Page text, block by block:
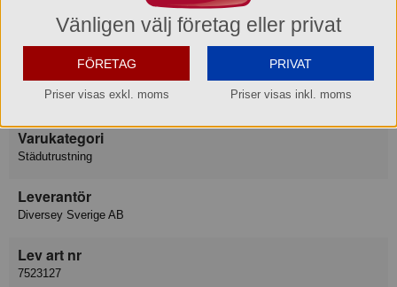
Produktinformation
Varumärke
Varukategori
Städutrustning
Leverantör
Diversey Sverige AB
Lev art nr
7523127
Vänligen välj företag eller privat
FÖRETAG
Priser visas exkl. moms
PRIVAT
Priser visas inkl. moms